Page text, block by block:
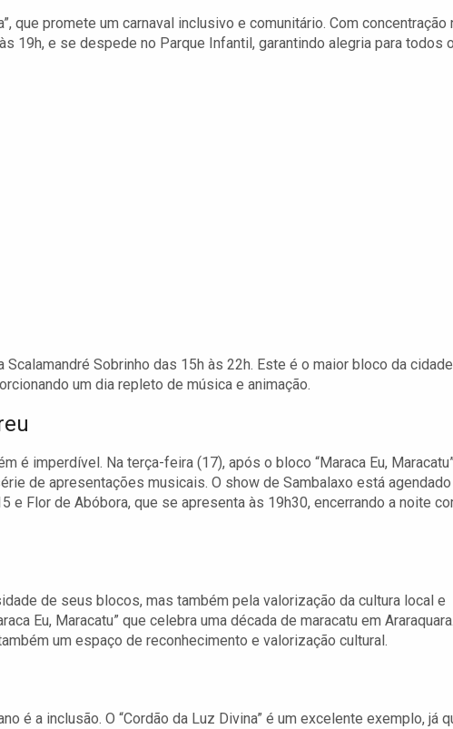
que promete um carnaval inclusivo e comunitário. Com concentração
19h, e se despede no Parque Infantil, garantindo alegria para todos
Scalamandré Sobrinho das 15h às 22h. Este é o maior bloco da
um dia repleto de música e animação.
é imperdível. Na terça-feira (17), após o bloco “Maraca Eu,
de apresentações musicais. O show de Sambalaxo está agendado
e Flor de Abóbora, que se apresenta às 19h30, encerrando a noite
de seus blocos, mas também pela valorização da cultura local e
Eu, Maracatu” que celebra uma década de maracatu em
um espaço de reconhecimento e valorização cultural.
é a inclusão. O “Cordão da Luz Divina” é um excelente exemplo, já